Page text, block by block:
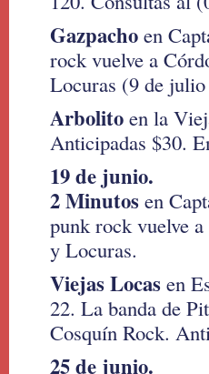
Gazpacho en
rock vuelve a
Locuras (9 de
Arbolito en la
Anticipadas $30.
19 de junio.
2 Minutos en
punk rock vuelve
y Locuras.
Viejas Locas en
22. La banda de
Cosquín Rock.
25 de junio.